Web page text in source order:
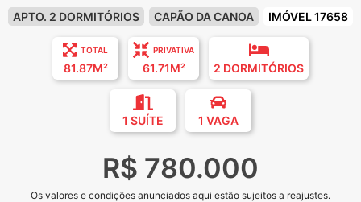
APTO. 2 DORMITÓRIOS CAPÃO DA CANOA IMÓVEL 17658
TOTAL
81.87M²
PRIVATIVA
61.71M² 2 DORMITÓRIOS
1 SUÍTE 1 VAGA
R$ 780.000
Os valores e condições anunciados aqui estão sujeitos a reajustes.